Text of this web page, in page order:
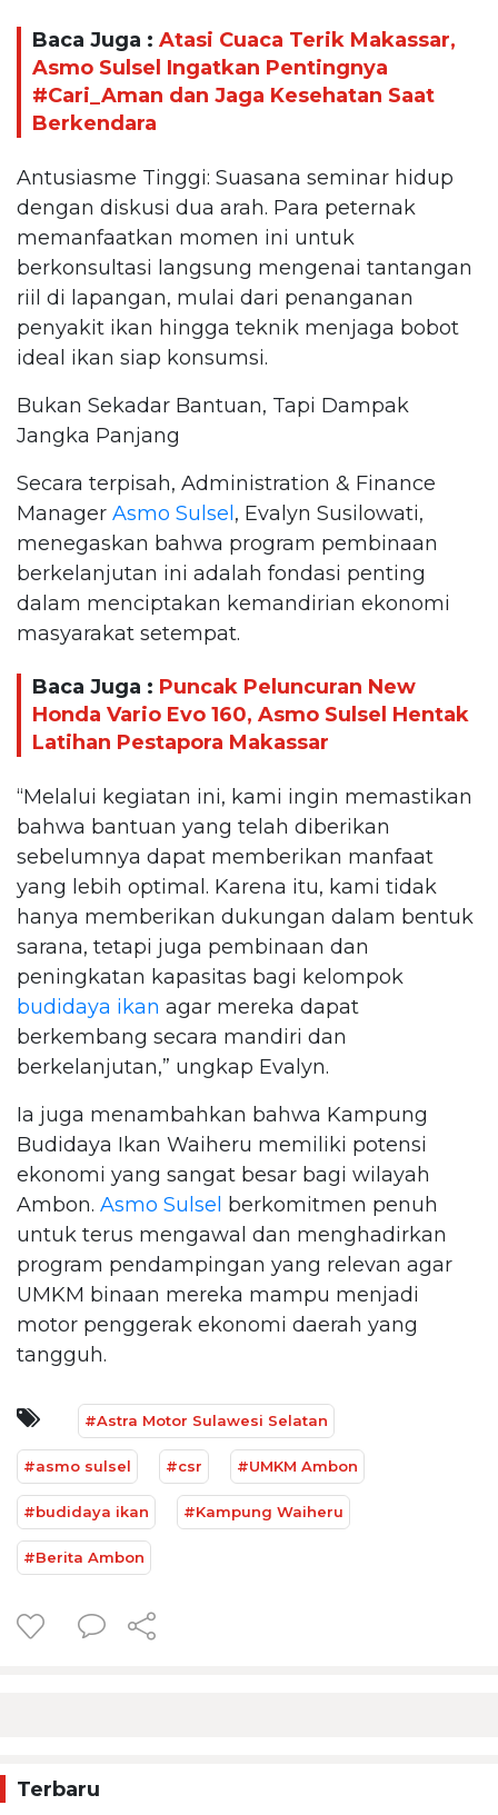
Baca Juga : Atasi Cuaca Terik Makassar,
Asmo Sulsel Ingatkan Pentingnya
#Cari_Aman dan Jaga Kesehatan Saat
Berkendara
Antusiasme Tinggi: Suasana seminar hidup
dengan diskusi dua arah. Para peternak
memanfaatkan momen ini untuk
berkonsultasi langsung mengenai tantangan
riil di lapangan, mulai dari penanganan
penyakit ikan hingga teknik menjaga bobot
ideal ikan siap konsumsi.
Bukan Sekadar Bantuan, Tapi Dampak
Jangka Panjang
Secara terpisah, Administration & Finance
Manager Asmo Sulsel , Evalyn Susilowati,
menegaskan bahwa program pembinaan
berkelanjutan ini adalah fondasi penting
dalam menciptakan kemandirian ekonomi
masyarakat setempat.
Baca Juga : Puncak Peluncuran New
Honda Vario Evo 160, Asmo Sulsel Hentak
Latihan Pestapora Makassar
“Melalui kegiatan ini, kami ingin memastikan
bahwa bantuan yang telah diberikan
sebelumnya dapat memberikan manfaat
yang lebih optimal. Karena itu, kami tidak
hanya memberikan dukungan dalam bentuk
sarana, tetapi juga pembinaan dan
peningkatan kapasitas bagi kelompok
budidaya ikan agar mereka dapat
berkembang secara mandiri dan
berkelanjutan,” ungkap Evalyn.
Ia juga menambahkan bahwa Kampung
Budidaya Ikan Waiheru memiliki potensi
ekonomi yang sangat besar bagi wilayah
Ambon. Asmo Sulsel berkomitmen penuh
untuk terus mengawal dan menghadirkan
program pendampingan yang relevan agar
UMKM binaan mereka mampu menjadi
motor penggerak ekonomi daerah yang
tangguh.
#Astra Motor Sulawesi Selatan
#asmo sulsel #csr #UMKM Ambon
#budidaya ikan #Kampung Waiheru
#Berita Ambon
Terbaru